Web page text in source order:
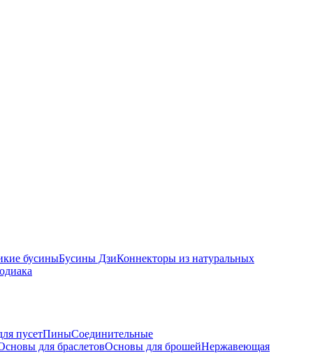
бусиныБусины ДзиКоннекторы из натуральных
пусетПиныСоединительные
для браслетовОсновы для брошейНержавеющая